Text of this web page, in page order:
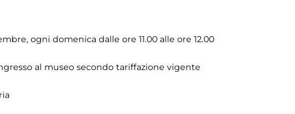
ogni domenica dalle ore 11.00 alle ore 12.00
al museo secondo tariffazione vigente